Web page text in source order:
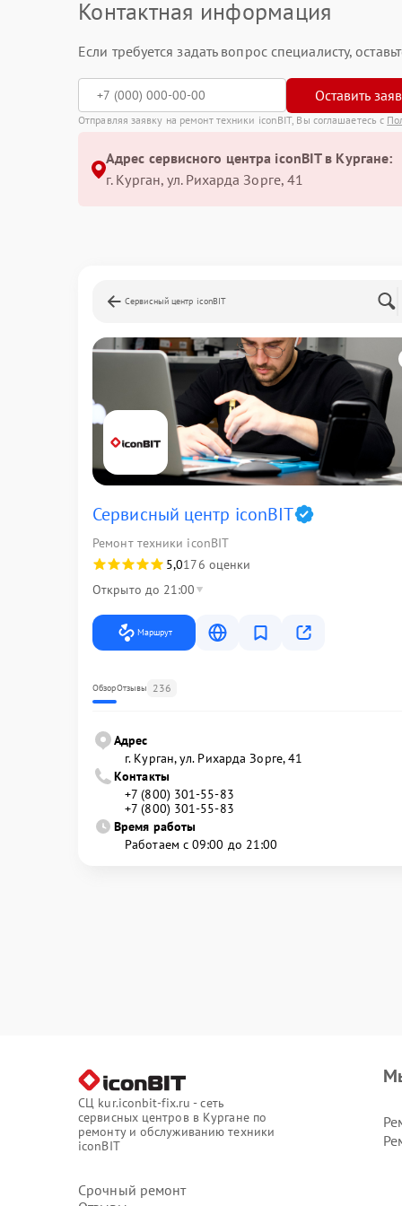
Контактная информация
Если требуется задать вопрос специалисту,
Оставить
Отправляя заявку на ремонт техники iconBIT, Вы соглашаетесь с
Адрес сервисного центра iconBIT в Кургане:
г. Курган, ул. Рихарда Зорге, 41
Сервисный центр iconBIT
Сервисный центр iconBIT
Ремонт техники iconBIT
5,0176 оценки
Открыто до 21:00
Маршрут
ОбзорОтзывы 236
Адрес
г. Курган, ул. Рихарда Зорге, 41
Контакты
+7 (800) 301-55-83
+7 (800) 301-55-83
Время работы
Работаем с 09:00 до 21:00
СЦ kur.iconbit-fix.ru - сеть
сервисных центров в Кургане по
ремонту и обслуживанию техники
iconBIT
Срочный ремонт